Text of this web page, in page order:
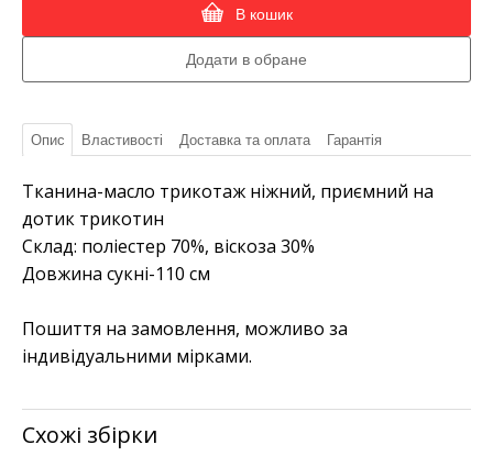
В кошик
Опис Властивості Доставка та оплата Гарантія
Тканина-масло трикотаж ніжний, приємний на
дотик трикотин
Склад: поліестер 70%, віскоза 30%
Довжина сукні-110 см
Пошиття на замовлення, можливо за
індивідуальними мірками.
Схожі збірки